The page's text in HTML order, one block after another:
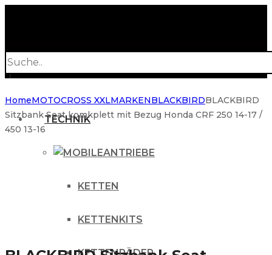
search
TECHNIK
ANTRIEBE
KETTEN
KETTENKITS
HomeMOTOCROSS XXLMARKENBLACKBIRDBLACKBIRD
Sitzbank Seat komkplett mit Bezug Honda CRF 250 14-17 /
450 13-16